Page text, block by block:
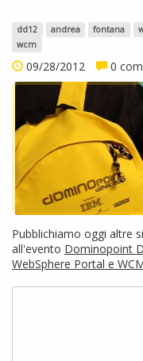
dd12 andrea fontana
wcm
09/28/2012 0
Pubblichiamo oggi altre
all'evento Dominopoint
WebSphere Portal e